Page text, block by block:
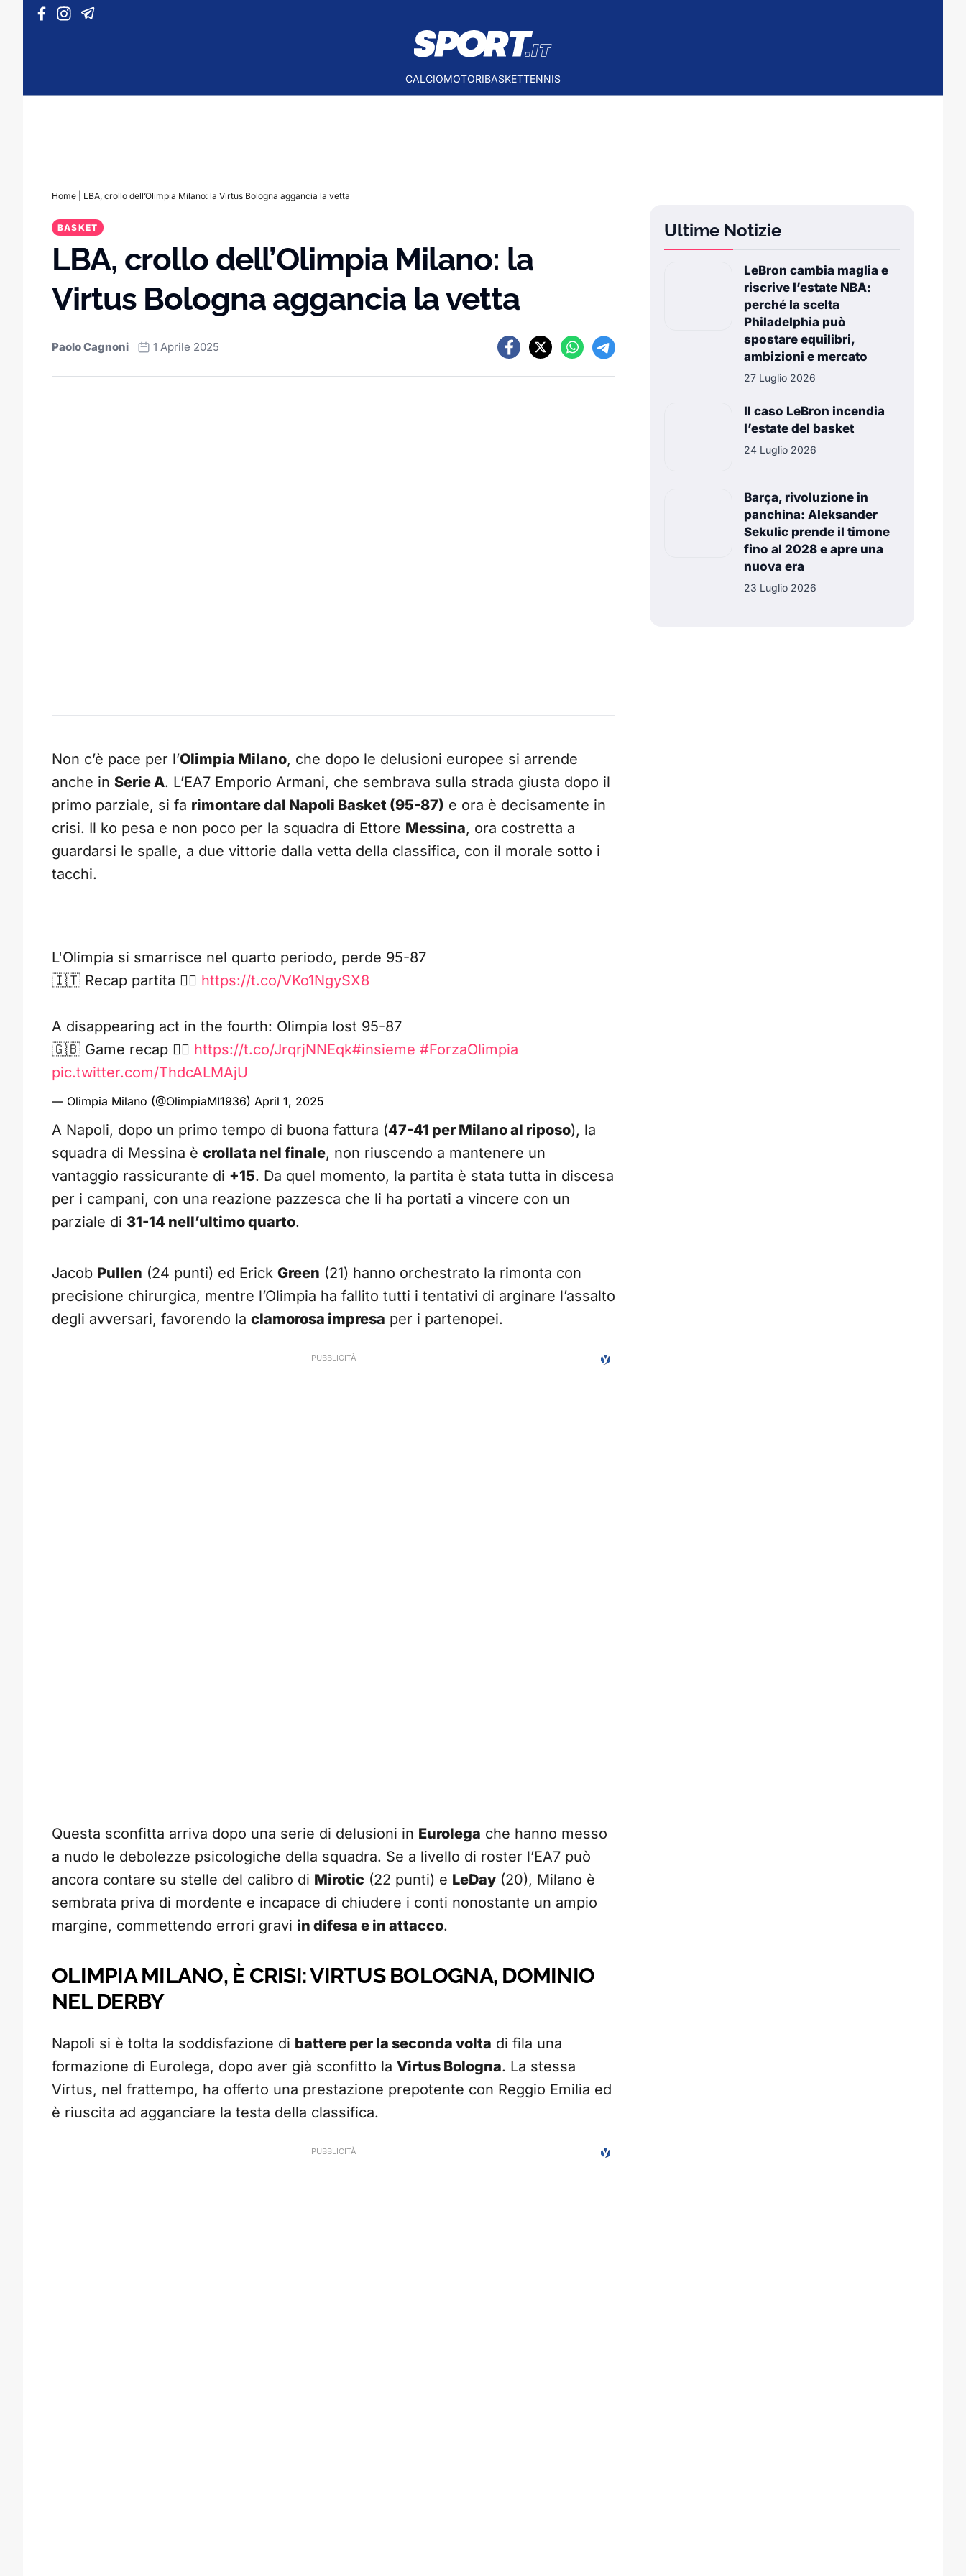
Vai al contenuto
CALCIOMOTORIBASKETTENNIS
Home LBA, crollo dell’Olimpia Milano: la Virtus Bologna aggancia la vetta
BASKET
LBA, crollo dell’Olimpia Milano: la
Virtus Bologna aggancia la vetta
Paolo Cagnoni 1 Aprile 2025
Non c’è pace per l’Olimpia Milano, che dopo le delusioni europee si arrende
anche in Serie A. L’EA7 Emporio Armani, che sembrava sulla strada giusta dopo il
primo parziale, si fa rimontare dal Napoli Basket (95-87) e ora è decisamente in
crisi. Il ko pesa e non poco per la squadra di Ettore Messina, ora costretta a
guardarsi le spalle, a due vittorie dalla vetta della classifica, con il morale sotto i
tacchi.
L'Olimpia si smarrisce nel quarto periodo, perde 95-87
🇮🇹 Recap partita 👉🏻 https://t.co/VKo1NgySX8
A disappearing act in the fourth: Olimpia lost 95-87
🇬🇧 Game recap 👉🏻 https://t.co/JrqrjNNEqk#insieme #ForzaOlimpia
pic.twitter.com/ThdcALMAjU
— Olimpia Milano (@OlimpiaMI1936) April 1, 2025
A Napoli, dopo un primo tempo di buona fattura (47-41 per Milano al riposo), la
squadra di Messina è crollata nel finale, non riuscendo a mantenere un
vantaggio rassicurante di +15. Da quel momento, la partita è stata tutta in discesa
per i campani, con una reazione pazzesca che li ha portati a vincere con un
parziale di 31-14 nell’ultimo quarto.
Jacob Pullen (24 punti) ed Erick Green (21) hanno orchestrato la rimonta con
precisione chirurgica, mentre l’Olimpia ha fallito tutti i tentativi di arginare l’assalto
degli avversari, favorendo la clamorosa impresa per i partenopei.
Questa sconfitta arriva dopo una serie di delusioni in Eurolega che hanno messo
a nudo le debolezze psicologiche della squadra. Se a livello di roster l’EA7 può
ancora contare su stelle del calibro di Mirotic (22 punti) e LeDay (20), Milano è
sembrata priva di mordente e incapace di chiudere i conti nonostante un ampio
margine, commettendo errori gravi in difesa e in attacco.
OLIMPIA MILANO, È CRISI: VIRTUS BOLOGNA, DOMINIO
NEL DERBY
Napoli si è tolta la soddisfazione di battere per la seconda volta di fila una
formazione di Eurolega, dopo aver già sconfitto la Virtus Bologna. La stessa
Virtus, nel frattempo, ha offerto una prestazione prepotente con Reggio Emilia ed
è riuscita ad agganciare la testa della classifica.
Ultime Notizie
LeBron cambia maglia e
riscrive l’estate NBA:
perché la scelta
Philadelphia può
spostare equilibri,
ambizioni e mercato
27 Luglio 2026
Il caso LeBron incendia
l’estate del basket
24 Luglio 2026
Barça, rivoluzione in
panchina: Aleksander
Sekulic prende il timone
fino al 2028 e apre una
nuova era
23 Luglio 2026